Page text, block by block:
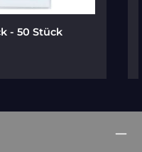
5 von 5 Sternen
- 50 Stück